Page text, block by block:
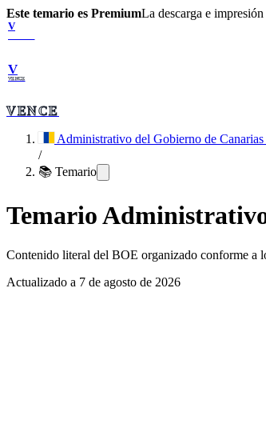
Este temario es PremiumLa descarga e
V
V
VENCE
VENCE
Administrativo del Gobierno de
/
📚 Temario
Temario
Contenido literal del BOE organizado conforme a
Actualizado a 7 de agosto de 2026